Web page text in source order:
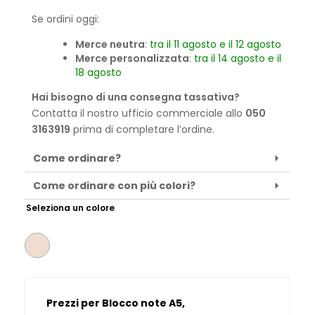
Se ordini oggi:
Merce neutra: tra il 11 agosto e il 12 agosto
Merce personalizzata: tra il 14 agosto e il
18 agosto
Hai bisogno di una consegna tassativa?
Contatta il nostro ufficio commerciale allo 050
3163919 prima di completare l’ordine.
Come ordinare?
Come ordinare con più colori?
Seleziona un colore
Prezzi per Blocco note A5,